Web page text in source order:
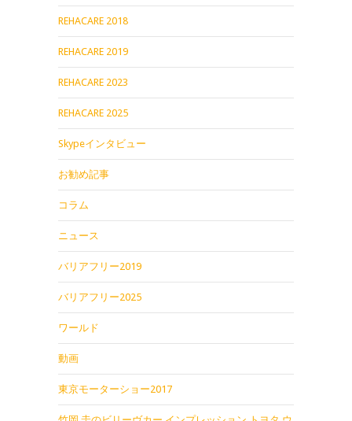
REHACARE 2018
REHACARE 2019
REHACARE 2023
REHACARE 2025
Skypeインタビュー
お勧め記事
コラム
ニュース
バリアフリー2019
バリアフリー2025
ワールド
動画
東京モーターショー2017